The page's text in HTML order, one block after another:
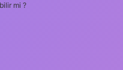
mi ?